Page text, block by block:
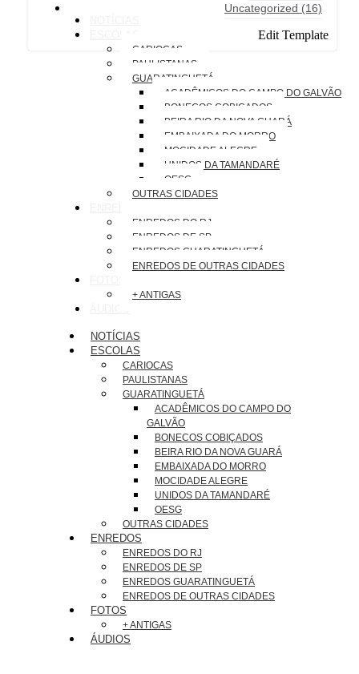
Uncategorized (16)
Edit Template
CARIOCAS
PAULISTANAS
GUARATINGUETÁ
ACADÊMICOS DO CAMPO DO GALVÃO
BONECOS COBIÇADOS
BEIRA RIO DA NOVA GUARÁ
EMBAIXADA DO MORRO
MOCIDADE ALEGRE
UNIDOS DA TAMANDARÉ
OESG
OUTRAS CIDADES
ENREDOS DO RJ
ENREDOS DE SP
ENREDOS GUARATINGUETÁ
ENREDOS DE OUTRAS CIDADES
+ ANTIGAS
NOTÍCIAS
ESCOLAS
CARIOCAS
PAULISTANAS
GUARATINGUETÁ
ACADÊMICOS DO CAMPO DO
GALVÃO
BONECOS COBIÇADOS
BEIRA RIO DA NOVA GUARÁ
EMBAIXADA DO MORRO
MOCIDADE ALEGRE
UNIDOS DA TAMANDARÉ
OESG
OUTRAS CIDADES
ENREDOS
ENREDOS DO RJ
ENREDOS DE SP
ENREDOS GUARATINGUETÁ
ENREDOS DE OUTRAS CIDADES
FOTOS
+ ANTIGAS
ÁUDIOS